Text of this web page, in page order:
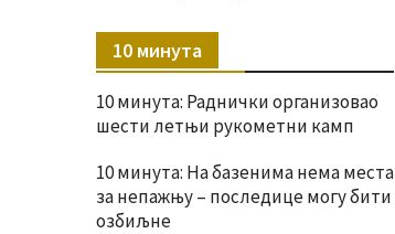
10 минута
10 минута: Раднички организовао
шести летњи рукометни камп
10 минута: На базенима нема места
за непажњу – последице могу бити
озбиљне